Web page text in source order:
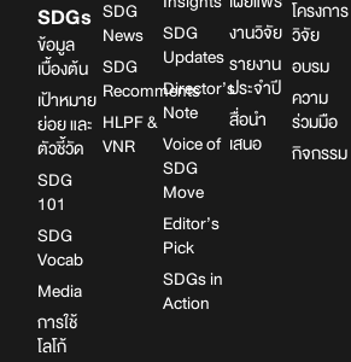
SDGs
ข้อมูล
เบื้องต้น
เป้าหมาย
ย่อย และ
ตัวชี้วัด
SDG
101
SDG
Vocab
Media
การใช้
โลโก้
SDG
News
SDG
Recomments
HLPF &
VNR
SDG
Updates
Director’s
Note
Voice of
SDG
Move
Editor’s
Pick
SDGs in
Action
งานวิจัย
รายงาน
ประจำปี
สื่อนำ
เสนอ
โครงการ
วิจัย
อบรม
ความ
ร่วมมือ
กิจกรรม